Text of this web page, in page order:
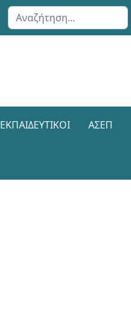
Αναζήτηση...
ΕΚΠΑΙΔΕΥΤΙΚΟΊ ΑΣΕΠ